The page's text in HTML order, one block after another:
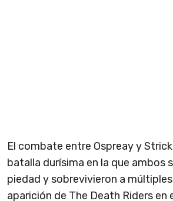
El combate entre Ospreay y
batalla durísima en la que ambos
piedad y sobrevivieron a
aparición de The Death Riders en